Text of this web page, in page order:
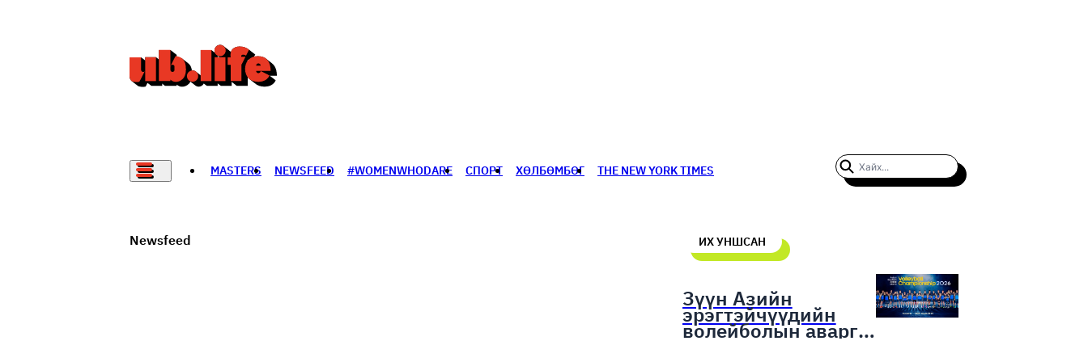
MASTERS NEWSFEED #WOMENWHODARE СПОРТ ХӨЛБӨМБӨГ THE NEW YORK TIMES
Newsfeed ИХ УНШСАН
Зүүн Азийн
эрэгтэйчүүдийн
волейболын аварга
шалгаруулах